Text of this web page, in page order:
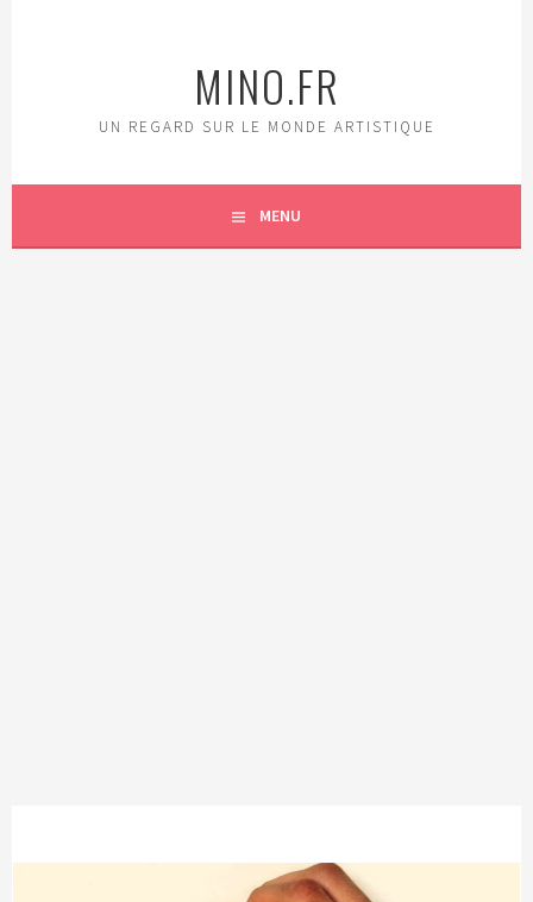
MINO.FR
UN REGARD SUR LE MONDE ARTISTIQUE
MENU